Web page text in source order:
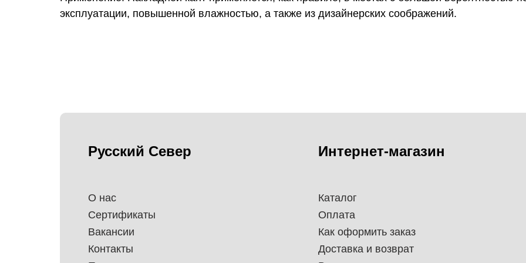
эксплуатации, повышенной влажностью, а также из дизайнерских соображений.
Русский Север
О нас
Сертификаты
Вакансии
Контакты
Интернет-магазин
Каталог
Оплата
Как оформить заказ
Доставка и возврат